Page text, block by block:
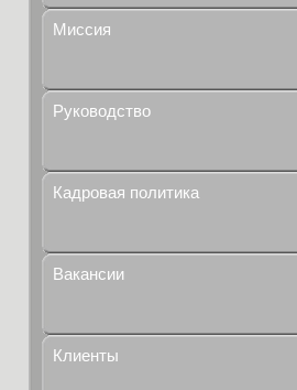
Миссия
Руководство
Кадровая политика
Вакансии
Клиенты